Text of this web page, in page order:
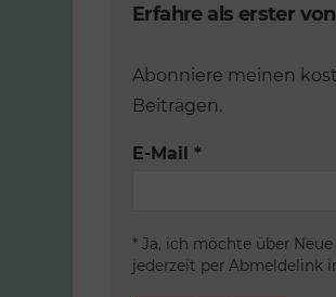
Erfahre als erster
Abonniere meinen
Beiträgen.
E-Mail *
* Ja, ich möchte über
jederzeit per Abmeldelink